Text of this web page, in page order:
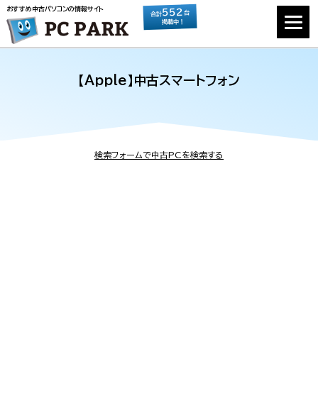
おすすめ中古パソコンの情報サイト
合計552 台
掲載中！
【Apple】中古スマートフォン
検索フォームで中古PCを検索する